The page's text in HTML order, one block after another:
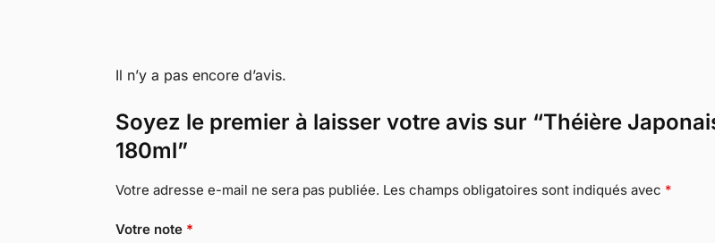
Il n’y a pas encore d’avis.
Soyez le premier à laisser votre avis sur “Théière
180ml”
Votre adresse e-mail ne sera pas publiée. Les champs obligatoires sont indiqués avec *
Votre note *